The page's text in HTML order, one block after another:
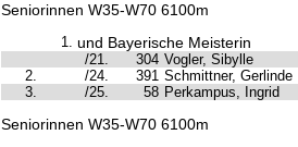
Seniorinnen W35-W70 6100m
1. und Bayerische Meisterin
/21. 304 Vogler, Sibylle
2.
/24. 391 Schmittner, Gerlinde
3.
/25. 58 Perkampus, Ingrid
Seniorinnen W35-W70 6100m